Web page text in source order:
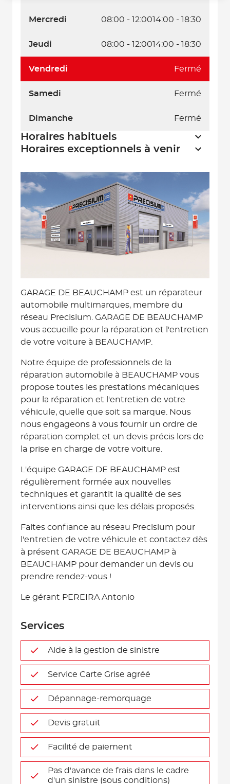
Mercredi 08:00 - 12:0014:00 - 18:30
Jeudi 08:00 - 12:0014:00 - 18:30
Vendredi Fermé
Samedi Fermé
Dimanche Fermé
Horaires habituels
Horaires exceptionnels à venir
GARAGE DE BEAUCHAMP est un réparateur
automobile multimarques, membre du
réseau Precisium. GARAGE DE BEAUCHAMP
vous accueille pour la réparation et l'entretien
de votre voiture à BEAUCHAMP.
Notre équipe de professionnels de la
réparation automobile à BEAUCHAMP vous
propose toutes les prestations mécaniques
pour la réparation et l'entretien de votre
véhicule, quelle que soit sa marque. Nous
nous engageons à vous fournir un ordre de
réparation complet et un devis précis lors de
la prise en charge de votre voiture.
L'équipe GARAGE DE BEAUCHAMP est
régulièrement formée aux nouvelles
techniques et garantit la qualité de ses
interventions ainsi que les délais proposés.
Faites confiance au réseau Precisium pour
l'entretien de votre véhicule et contactez dès
à présent GARAGE DE BEAUCHAMP à
BEAUCHAMP pour demander un devis ou
prendre rendez-vous !
Le gérant PEREIRA Antonio
Services
Aide à la gestion de sinistre
Service Carte Grise agréé
Dépannage-remorquage
Devis gratuit
Facilité de paiement
Pas d'avance de frais dans le cadre
d'un sinistre (sous conditions)